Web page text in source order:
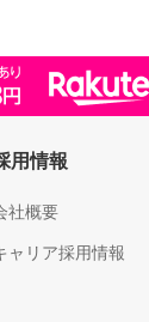
用情報
社概要
ャリア採用情報